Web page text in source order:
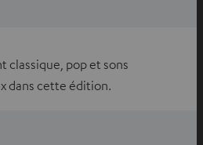
classique, pop et sons
dans cette édition.